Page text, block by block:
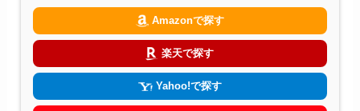
Amazonで探す
楽天で探す
Yahoo!で探す